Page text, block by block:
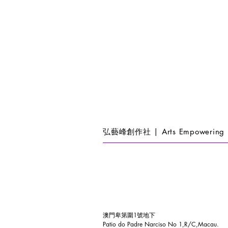
弘藝峰創作社 | Arts Empowering
澳門卑第圍1號地下
Patio do Padre Narciso No 1,R/C,Macau.